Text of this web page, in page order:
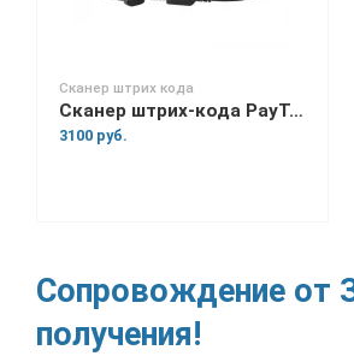
Сканер штрих кода
Сканер штрих-кода PayTor BB-2008 Lite
3100 руб.
Сопровождение от
получения!